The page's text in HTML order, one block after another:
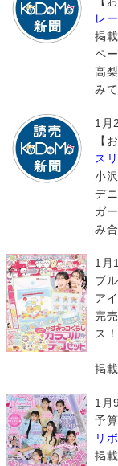
レ
掲
ペ
高
みて
1月
【
ス
小
デ
ガ
み
1月
ブ
ア
完
ス！
ア
掲
1月
予
リ
掲